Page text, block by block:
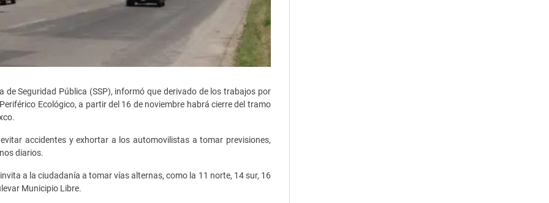
de Seguridad Pública (SSP), informó que derivado de los trabajos por
Ecológico, a partir del 16 de noviembre habrá cierre del tramo
accidentes y exhortar a los automovilistas a tomar previsiones,
diarios.
a la ciudadanía a tomar vías alternas, como la 11 norte, 14 sur, 16
Municipio Libre.